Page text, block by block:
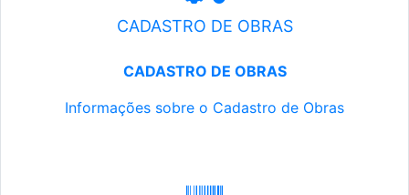
CADASTRO DE OBRAS
CADASTRO DE OBRAS
Informações sobre o Cadastro de Obras